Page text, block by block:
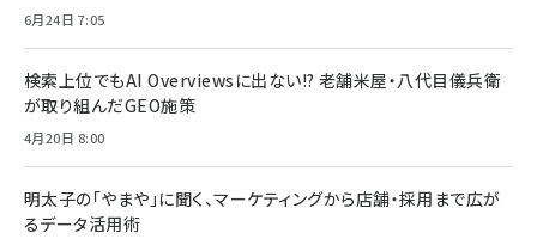
6月24日 7:05
検索上位でもAI Overviewsに出ない!? 老舗米屋・八代目儀兵衛
が取り組んだGEO施策
4月20日 8:00
明太子の「やまや」に聞く、マーケティングから店舗・採用まで広が
るデータ活用術